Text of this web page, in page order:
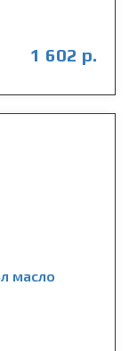
1 602 р.
масло